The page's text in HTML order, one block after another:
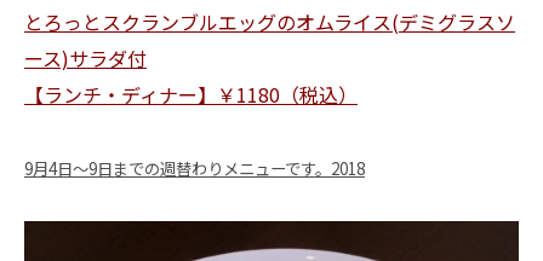
とろっとスクランブルエッグのオムライス(デミグラスソ
ース)サラダ付
【ランチ・ディナー】￥1180（税込）
9月4日～9日までの週替わりメニューです。2018